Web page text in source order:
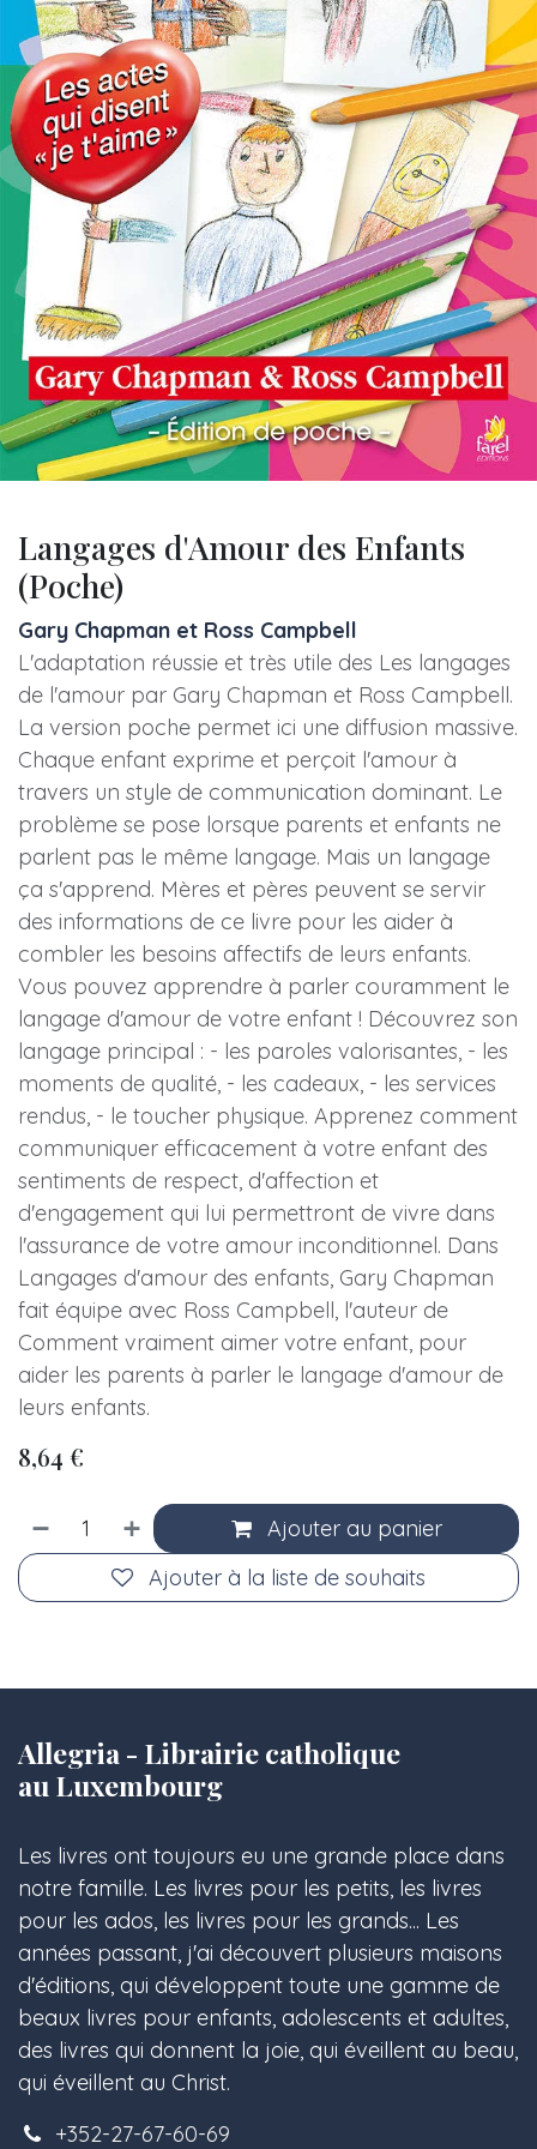
Langages d'Amour des Enfants
(Poche)
Gary Chapman et Ross Campbell
L'adaptation réussie et très utile des Les langages
de l'amour par Gary Chapman et Ross Campbell.
La version poche permet ici une diffusion massive.
Chaque enfant exprime et perçoit l'amour à
travers un style de communication dominant. Le
problème se pose lorsque parents et enfants ne
parlent pas le même langage. Mais un langage
ça s'apprend. Mères et pères peuvent se servir
des informations de ce livre pour les aider à
combler les besoins affectifs de leurs enfants.
Vous pouvez apprendre à parler couramment le
langage d'amour de votre enfant ! Découvrez son
langage principal : - les paroles valorisantes, - les
moments de qualité, - les cadeaux, - les services
rendus, - le toucher physique. Apprenez comment
communiquer efficacement à votre enfant des
sentiments de respect, d'affection et
d'engagement qui lui permettront de vivre dans
l'assurance de votre amour inconditionnel. Dans
Langages d'amour des enfants, Gary Chapman
fait équipe avec Ross Campbell, l'auteur de
Comment vraiment aimer votre enfant, pour
aider les parents à parler le langage d'amour de
leurs enfants.
8,64 €
Ajouter au panier
Ajouter à la liste de souhaits
Allegria - Librairie catholique
au Luxembourg
Les livres ont toujours eu une grande place dans
notre famille. Les livres pour les petits, les livres
pour les ados, les livres pour les grands... Les
années passant, j'ai découvert plusieurs maisons
d'éditions, qui développent toute une gamme de
beaux livres pour enfants, adolescents et adultes,
des livres qui donnent la joie, qui éveillent au beau,
qui éveillent au Christ.
+352-27-67-60-69